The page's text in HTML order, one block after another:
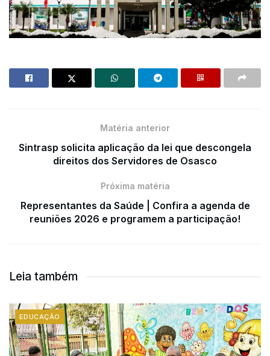
Matéria anterior
Sintrasp solicita aplicação da lei que descongela
direitos dos Servidores de Osasco
Próxima matéria
Representantes da Saúde | Confira a agenda de
reuniões 2026 e programem a participação!
Leia também
EDUCAÇÃO